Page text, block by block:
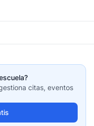
citas, eventos